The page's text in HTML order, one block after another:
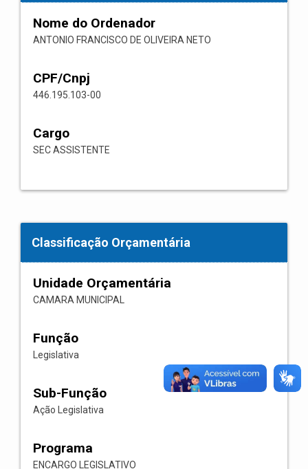
Nome do Ordenador
ANTONIO FRANCISCO DE OLIVEIRA NETO
CPF/Cnpj
446.195.103-00
Cargo
SEC ASSISTENTE
Classificação Orçamentária
Unidade Orçamentária
CAMARA MUNICIPAL
Função
Legislativa
Sub-Função
Ação Legislativa
Programa
ENCARGO LEGISLATIVO